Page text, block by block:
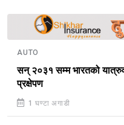
AUTO
सन् २०३१ सम्म भारतको
प्रक्षेपण
1 घण्टा अगाडी